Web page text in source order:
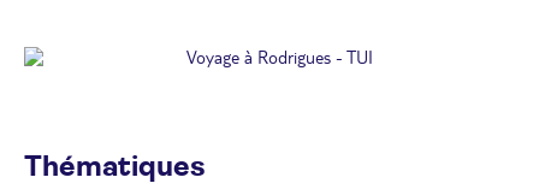
Thématiques